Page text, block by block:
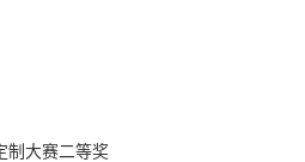
制大赛二等奖